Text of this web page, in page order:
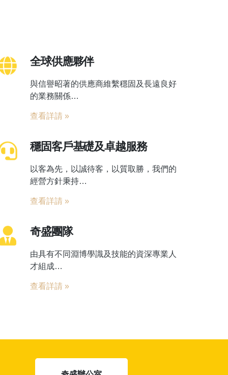
全球供應夥伴
與信譽昭著的供應商維繫穩固及長遠良好
的業務關係…
查看詳請 »
穩固客戶基礎及卓越服務
以客為先，以誠待客，以質取勝，我們的
經營方針秉持…
查看詳請 »
奇盛團隊
由具有不同淵博學識及技能的資深專業人
才組成…
查看詳請 »